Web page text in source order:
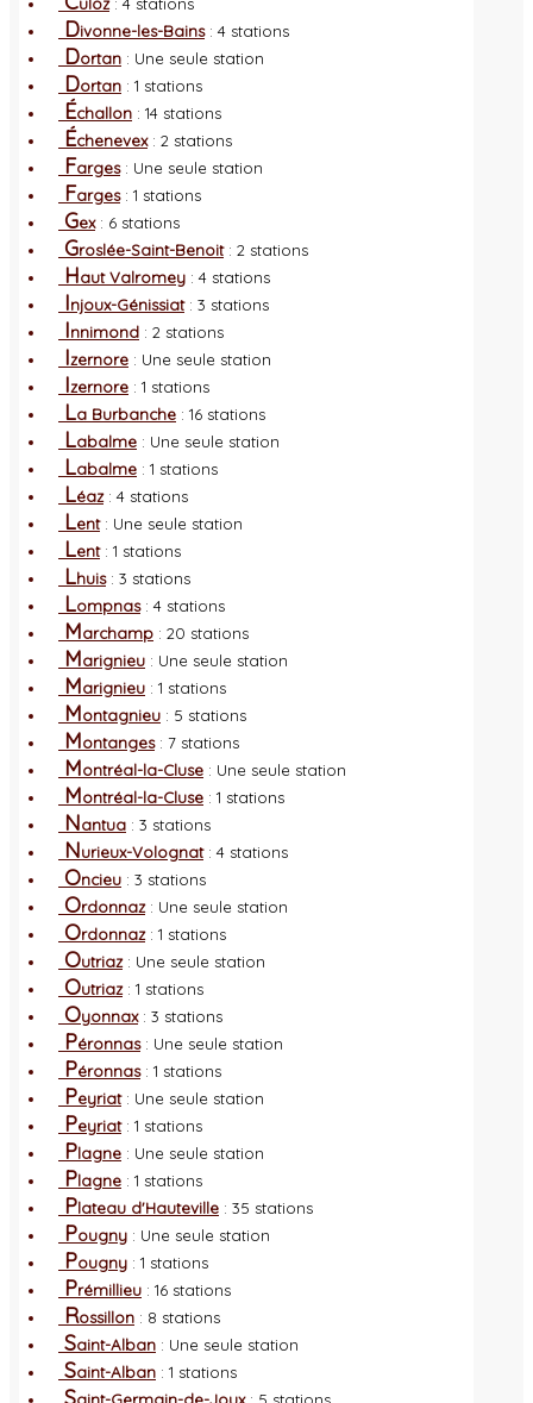
Divonne-les-Bains: 4 stations
Dortan : Une seule station
Dortan : 1 stations
Échallon : 14 stations
Échenevex: 2 stations
Farges: Une seule station
Farges: 1 stations
Gex: 6 stations
Groslée-Saint-Benoit: 2 stations
Haut Valromey : 4 stations
Injoux-Génissiat: 3 stations
Innimond : 2 stations
Izernore : Une seule station
Izernore : 1 stations
La Burbanche : 16 stations
Labalme : Une seule station
Labalme : 1 stations
Léaz: 4 stations
Lent: Une seule station
Lent: 1 stations
Lhuis: 3 stations
Lompnas: 4 stations
Marchamp : 20 stations
Marignieu : Une seule station
Marignieu : 1 stations
Montagnieu : 5 stations
Montanges: 7 stations
Montréal-la-Cluse : Une seule station
Montréal-la-Cluse : 1 stations
Nantua : 3 stations
Nurieux-Volognat: 4 stations
Oncieu : 3 stations
Ordonnaz: Une seule station
Ordonnaz: 1 stations
Outriaz: Une seule station
Outriaz: 1 stations
Oyonnax: 3 stations
Péronnas: Une seule station
Péronnas: 1 stations
Peyriat: Une seule station
Peyriat: 1 stations
Plagne : Une seule station
Plagne : 1 stations
Plateau d'Hauteville : 35 stations
Pougny : Une seule station
Pougny : 1 stations
Prémillieu : 16 stations
Rossillon : 8 stations
Saint-Alban : Une seule station
Saint-Alban : 1 stations